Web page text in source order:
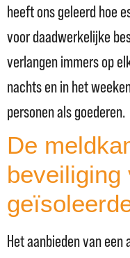
heeft ons geleerd hoe
voor daadwerkelijke
verlangen immers op
nachts en in het
personen als goederen.
De
beveiliging
Het aanbieden van